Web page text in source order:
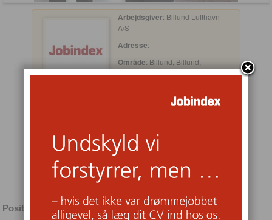
Arbejdsgiver: Billund Lufthavn
A/S
Adresse:
Område: Billund, Billund,
Danmark, Den Europæiske Union,
Samarbejdsområde, Jylland,
Norden, Region Syddanmark, Skandinavien, Sydjylland,
Opslået : 08/07/2026
Ansøgningsfrist: 08/08/2026
SØG STILLINGEN
Positive kolleger til Sunset Boulevard